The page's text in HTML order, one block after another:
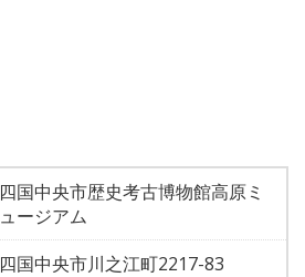
四国中央市歴史考古博物館高原ミ
ュージアム
四国中央市川之江町2217-83